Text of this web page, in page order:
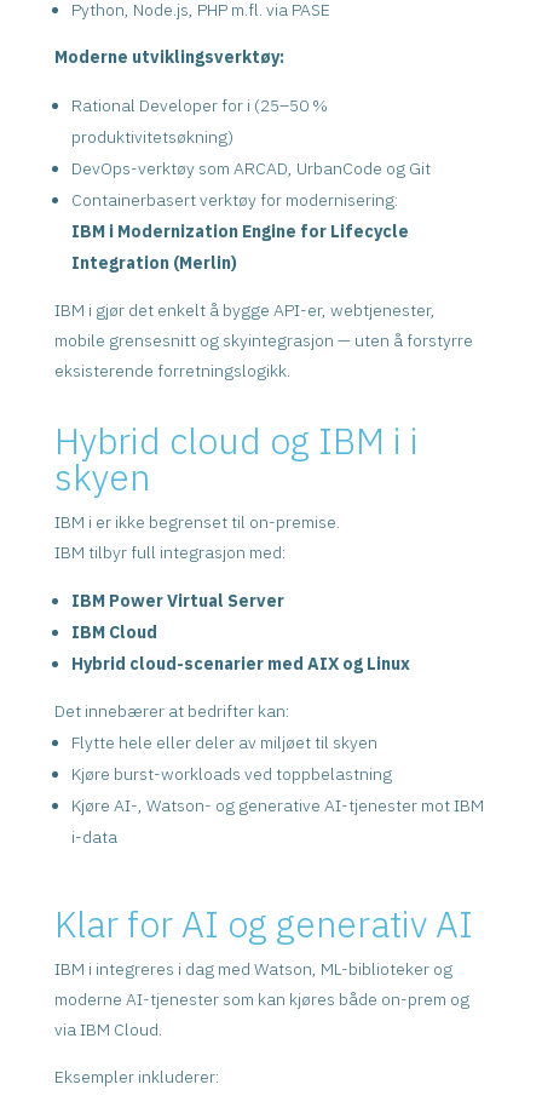
Python, Node.js, PHP m.fl. via PASE
Moderne utviklingsverktøy:
Rational Developer for i (25–50 %
produktivitetsøkning)
DevOps-verktøy som ARCAD, UrbanCode og Git
Containerbasert verktøy for modernisering:
IBM i Modernization Engine for Lifecycle
Integration (Merlin)
IBM i gjør det enkelt å bygge API-er, webtjenester,
mobile grensesnitt og skyintegrasjon — uten å forstyrre
eksisterende forretningslogikk.
Hybrid cloud og IBM i i
skyen
IBM i er ikke begrenset til on-premise.
IBM tilbyr full integrasjon med:
IBM Power Virtual Server
IBM Cloud
Hybrid cloud-scenarier med AIX og Linux
Det innebærer at bedrifter kan:
Flytte hele eller deler av miljøet til skyen
Kjøre burst-workloads ved toppbelastning
Kjøre AI-, Watson- og generative AI-tjenester mot IBM
i-data
Klar for AI og generativ AI
IBM i integreres i dag med Watson, ML-biblioteker og
moderne AI-tjenester som kan kjøres både on-prem og
via IBM Cloud.
Eksempler inkluderer: